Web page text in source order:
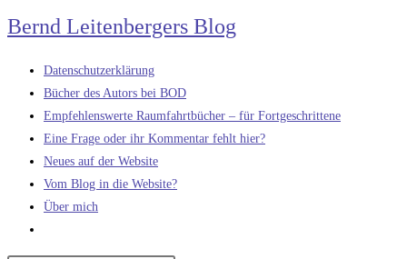
Zum
Inhalt
springen
Bernd Leitenbergers Blog
Datenschutzerklärung
Bücher des Autors bei BOD
Empfehlenswerte Raumfahrtbücher – für Fortgeschrittene
Eine Frage oder ihr Kommentar fehlt hier?
Neues auf der Website
Vom Blog in die Website?
Über mich